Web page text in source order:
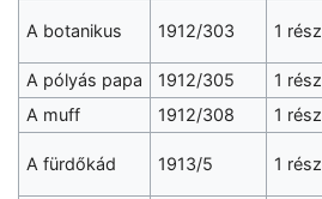
A botanikus 1912/303 1 rész
A pólyás papa
1912/305
1 rész
A muff
1912/308 1 rész
A fürdőkád 1913/5 1 rész